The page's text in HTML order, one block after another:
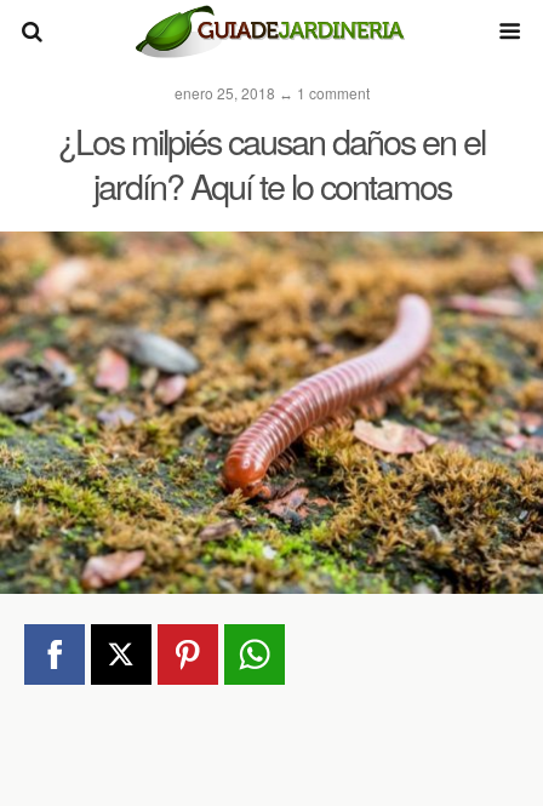
enero 25, 2018 ↔ 1 comment
¿Los milpiés causan daños en el
jardín? Aquí te lo contamos